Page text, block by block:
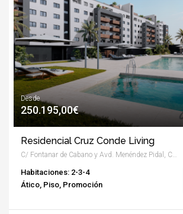
Desde
250.195,00€
Residencial Cruz Conde Living
C/ Fontanar de Cabano y Avd. Menéndez Pidal, Córdoba
Habitaciones: 2-3-4
Ático, Piso, Promoción